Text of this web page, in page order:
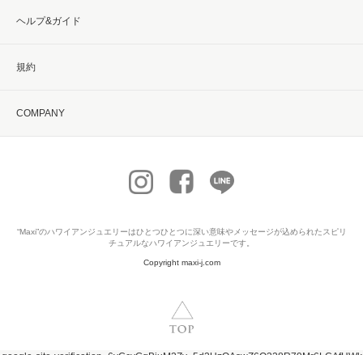
ヘルプ&ガイド
規約
COMPANY
“Maxi”のハワイアンジュエリーはひとつひとつに深い意味やメッセージが込められたスピリ
チュアルなハワイアンジュエリーです。
Copyright maxi-j.com